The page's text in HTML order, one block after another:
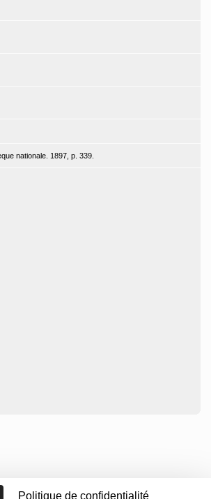
nationale. 1897, p. 339.
Politique de confidentialité